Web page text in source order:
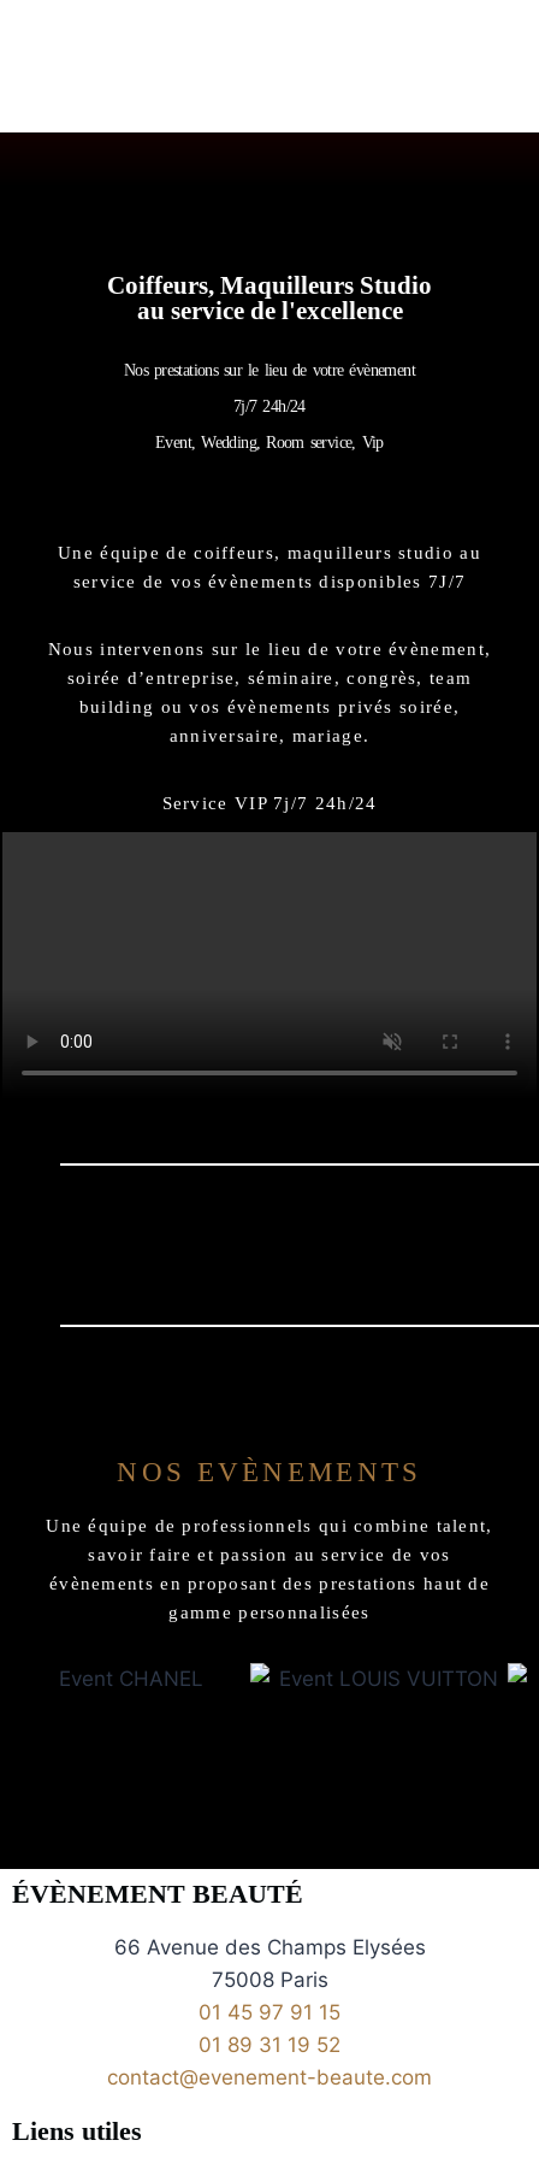
Coiffeurs, Maquilleurs Studio
au service de l'excellence
Nos prestations sur le lieu de votre évènement
7j/7 24h/24
Event, Wedding, Room service, Vip
Une équipe de coiffeurs, maquilleurs studio au
service de vos évènements disponibles 7J/7
Nous intervenons sur le lieu de votre évènement,
soirée d’entreprise, séminaire, congrès, team
building ou vos évènements privés soirée,
anniversaire, mariage.
Service VIP 7j/7 24h/24
NOS EVÈNEMENTS
Une équipe de professionnels qui combine talent,
savoir faire et passion au service de vos
évènements en proposant des prestations haut de
gamme personnalisées
ÉVÈNEMENT BEAUTÉ
66 Avenue des Champs Elysées
75008 Paris
01 45 97 91 15
01 89 31 19 52
contact@evenement-beaute.com
Liens utiles